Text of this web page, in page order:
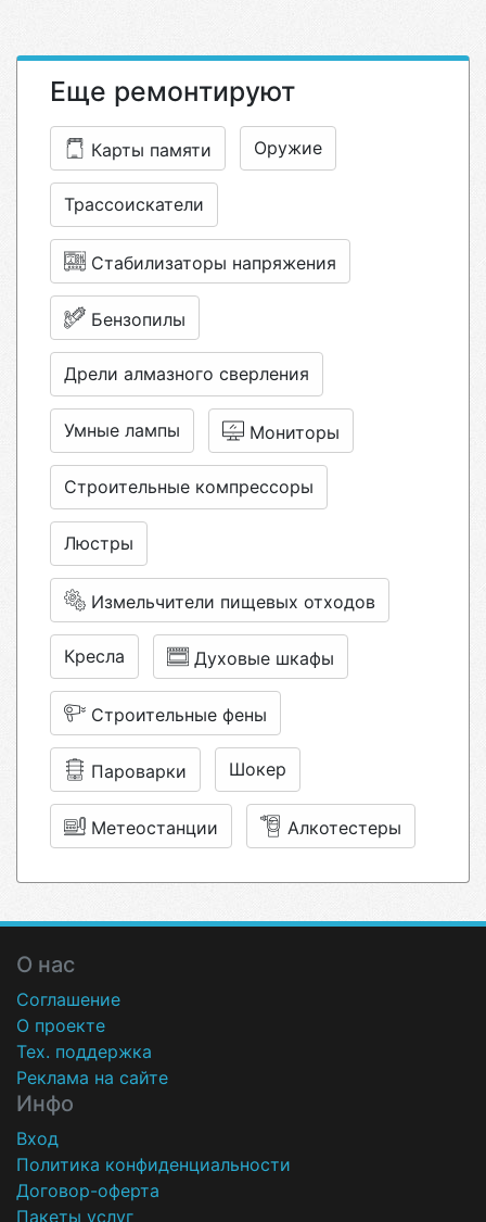
Еще ремонтируют
Карты памяти Оружие
Трассоискатели
Стабилизаторы напряжения
Бензопилы
Дрели алмазного сверления
Умные лампы Мониторы
Строительные компрессоры
Люстры
Измельчители пищевых отходов
Кресла Духовые шкафы
Строительные фены
Пароварки Шокер
Метеостанции Алкотестеры
О нас
Соглашение
О проекте
Тех. поддержка
Реклама на сайте
Инфо
Вход
Политика конфиденциальности
Договор-оферта
Пакеты услуг